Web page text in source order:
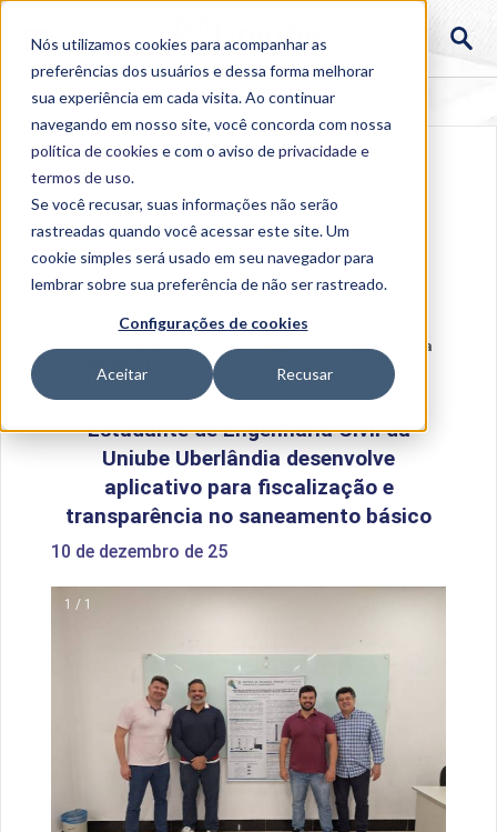
Nós utilizamos cookies para acompanhar as
preferências dos usuários e dessa forma melhorar
sua experiência em cada visita. Ao continuar
navegando em nosso site, você concorda com nossa
política de cookies e com o aviso deprivacidade e
termos de uso.
Se você recusar, suas informações não serão
rastreadas quando você acessar este site. Um
cookie simples será usado em seu navegador para
lembrar sobre sua preferência de não ser rastreado.
Configurações de cookies
Aceitar Recusar
Estudante de Engenharia Civil da Uniube Uberlândia
desenvolve aplicativo para fiscalização e transparência
no saneamento básico
Estudante de Engenharia Civil da
Uniube Uberlândia desenvolve
aplicativo para fiscalização e
transparência no saneamento básico
10 de dezembro de 25
1 / 1